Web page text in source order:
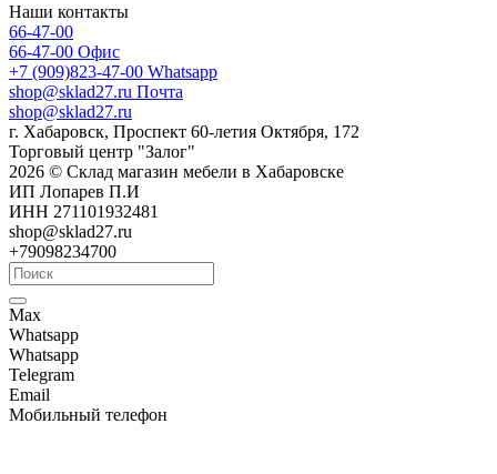
Наши контакты
66-47-00
66-47-00 Офис
+7 (909)823-47-00 Whatsapp
shop@sklad27.ru Почта
shop@sklad27.ru
г. Хабаровск, Проспект 60-летия Октября, 172
Торговый центр "Залог"
2026 © Склад магазин мебели в Хабаровске
ИП Лопарев П.И
ИНН 271101932481
shop@sklad27.ru
+79098234700
Max
Whatsapp
Whatsapp
Telegram
Email
Мобильный телефон